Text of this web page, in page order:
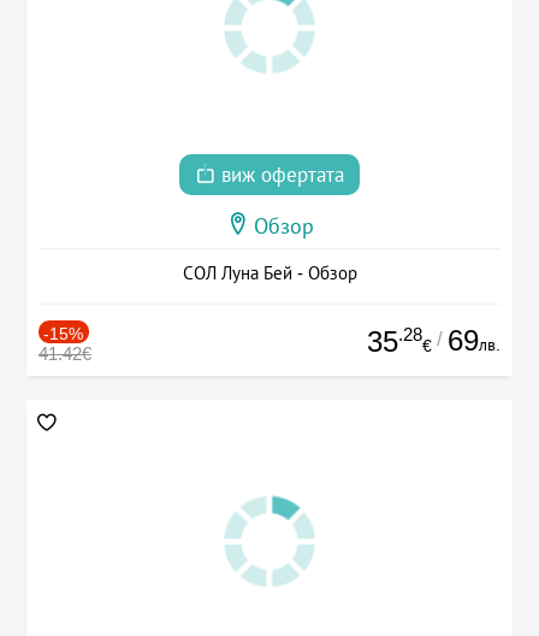
виж офертата
Обзор
СОЛ Луна Бей - Обзор
-15%
41.42€ 35.28
€ / 69лв.